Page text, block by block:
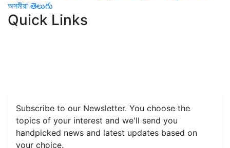
অসমীয়া తెలుగు
Quick Links
Subscribe to our Newsletter. You choose the
topics of your interest and we'll send you
handpicked news and latest updates based on
your choice.